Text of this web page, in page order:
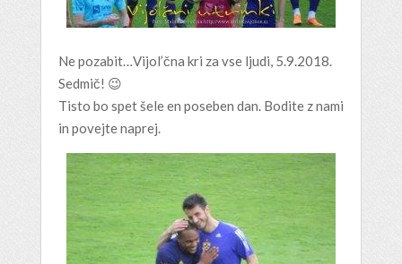
Ne pozabit…Vijol’čna kri za vse ljudi, 5.9.2018.
Sedmič! 😉
Tisto bo spet šele en poseben dan. Bodite z nami
in povejte naprej.